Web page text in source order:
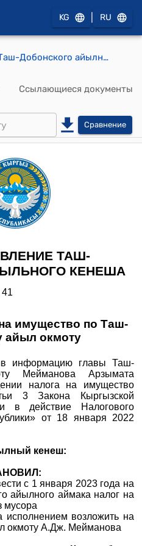
KG RU
Постановление Таш-Добонского айылного кенеша от 20 декабря 2022 года № 41 "О введении налога на имущество по Таш-Добонскому айыл окмоту"
Ссылающиеся документы
Сравнение